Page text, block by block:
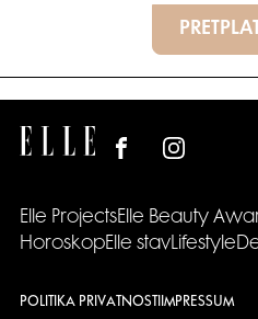
Elle ProjectsElle Beauty
HoroskopElle stavLifestyle
POLITIKA PRIVATNOSTI IMPRESSUM